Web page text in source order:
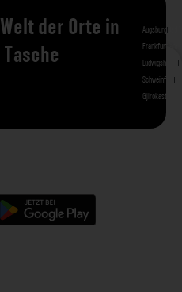
der Orte in
Augsburg
Frankfurt am
Ludwigshafen
Schweinfurt
Gjirokastra